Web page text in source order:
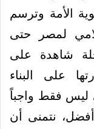
الأمة وترسم
لمصر حتى
شاهدة على
على البناء
ليس فقط واجباً
نتمنى أن